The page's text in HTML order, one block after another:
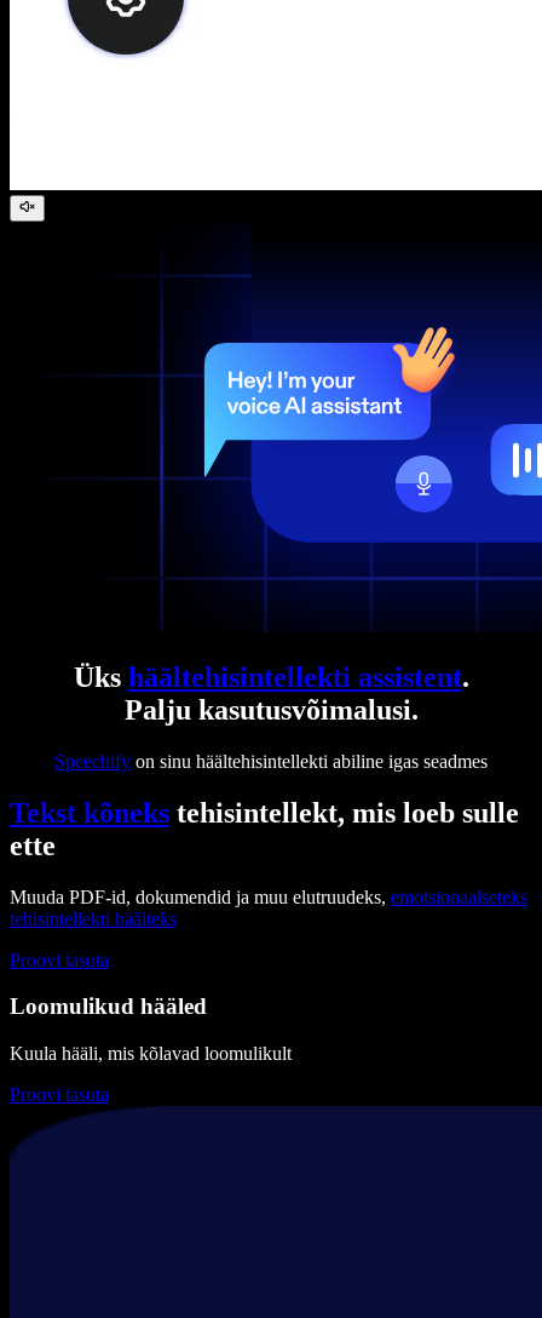
Üks häältehisintellekti assistent.
Palju kasutusvõimalusi.
Speechify on sinu häältehisintellekti abiline igas seadmes
Tekst kõneks tehisintellekt, mis loeb sulle
ette
Muuda PDF-id, dokumendid ja muu elutruudeks, emotsionaalseteks
tehisintellekti häälteks
Proovi tasuta
Loomulikud hääled
Kuula hääli, mis kõlavad loomulikult
Proovi tasuta